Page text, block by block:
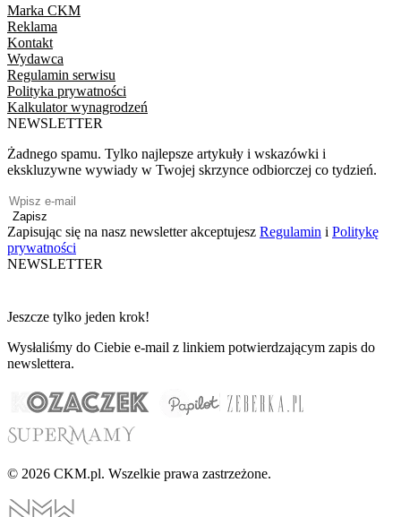
Marka CKM
Reklama
Kontakt
Wydawca
Regulamin serwisu
Polityka prywatności
Kalkulator wynagrodzeń
NEWSLETTER
Żadnego spamu. Tylko najlepsze artykuły i wskazówki i
ekskluzywne wywiady w Twojej skrzynce odbiorczej co tydzień.
Zapisz
Zapisując się na nasz newsletter akceptujesz Regulamin i Politykę
prywatności
NEWSLETTER
Jeszcze tylko jeden krok!
Wysłaliśmy do Ciebie e-mail z linkiem potwierdzającym zapis do
newslettera.
© 2026 CKM.pl. Wszelkie prawa zastrzeżone.